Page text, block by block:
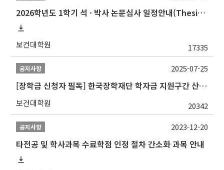
2026학년도 1학기 석 · 박사 논문심사 일정안내(Thesis Defense Schedules)
보건대학원 17335
공지사항
[장학금 신청자 필독] 한국장학재단 학자금 지원구간 산정 권고
보건대학원 20342
2025-07-25
공지사항
타전공 및 학사과목 수료학점 인정 절차 간소화 과목 안내
2023-12-20